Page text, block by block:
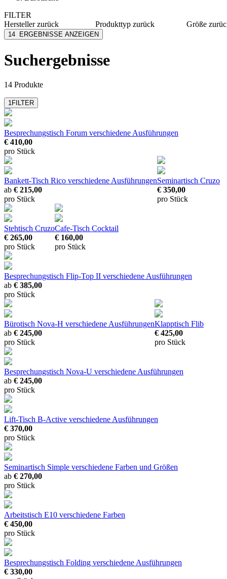
FILTER
Herstellerzurück
Narbutas
Steelcase
Produkttyp zurück
Größe
14 ERGEBNISSE ANZEIGEN
Suchergebnisse
14 Produkte
1FILTER
Besprechungstisch Forum verschiedene Ausführungen
€ 410,00
pro Stück
Bankett-Tisch Rico verschiedene Ausführungen
ab € 215,00
pro Stück
Seminartisch Cruzo
€ 350,00
pro Stück
Stehtisch Cruzo
€ 265,00
pro Stück
Cafe-Tisch Cocktail
€ 160,00
pro Stück
Besprechungstisch Flip-Top II verschiedene Ausführungen
ab € 385,00
pro Stück
Bürotisch Nova-H verschiedene Ausführungen
ab € 245,00
pro Stück
Klapptisch Flib
€ 425,00
pro Stück
Besprechungstisch Nova-U verschiedene Ausführungen
ab € 245,00
pro Stück
Lift-Tisch B-Active verschiedene Ausführungen
€ 370,00
pro Stück
Seminartisch Simple verschiedene Farben und Größen
ab € 270,00
pro Stück
Arbeitstisch E10 verschiedene Farben
€ 450,00
pro Stück
Besprechungstisch Folding verschiedene Ausführungen
€ 330,00